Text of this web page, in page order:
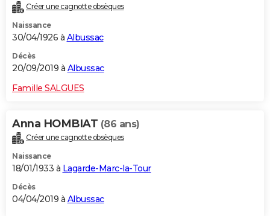
Créer une cagnotte obsèques
Naissance
30/04/1926 à Albussac
Décès
20/09/2019 à Albussac
Famille SALGUES
Anna HOMBIAT (86 ans)
Créer une cagnotte obsèques
Naissance
18/01/1933 à Lagarde-Marc-la-Tour
Décès
04/04/2019 à Albussac